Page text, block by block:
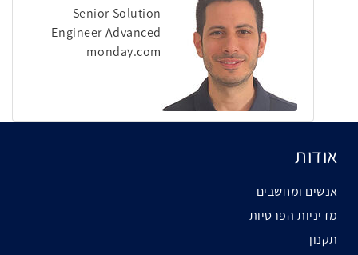
Senior Solution
Engineer Advanced
monday.com
אודות
אנשים ומחשבים
מדיניות הפרטיות
תקנון